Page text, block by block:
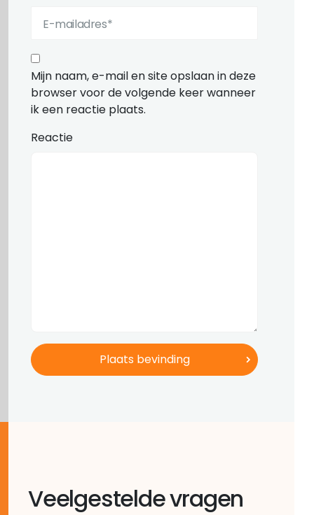
Mijn naam, e-mail en site opslaan in deze
browser voor de volgende keer wanneer
ik een reactie plaats.
Reactie
Veelgestelde vragen